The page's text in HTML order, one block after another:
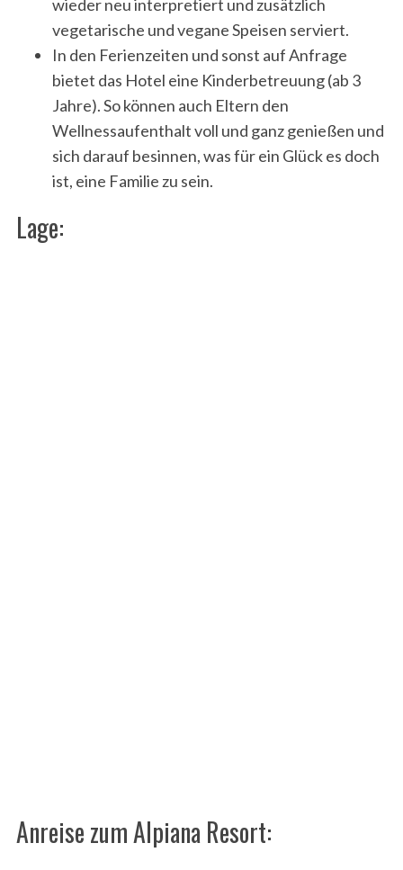
wieder neu interpretiert und zusätzlich
vegetarische und vegane Speisen serviert.
In den Ferienzeiten und sonst auf Anfrage
bietet das Hotel eine Kinderbetreuung (ab 3
Jahre). So können auch Eltern den
Wellnessaufenthalt voll und ganz genießen und
sich darauf besinnen, was für ein Glück es doch
ist, eine Familie zu sein.
Lage:
Anreise zum Alpiana Resort: